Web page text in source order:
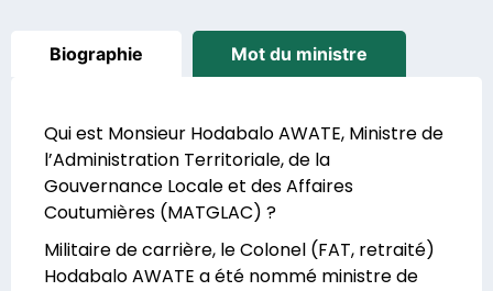
Biographie Mot du ministre
Qui est Monsieur Hodabalo AWATE, Ministre de
l’Administration Territoriale, de la
Gouvernance Locale et des Affaires
Coutumières (MATGLAC) ?
Militaire de carrière, le Colonel (FAT, retraité)
Hodabalo AWATE a été nommé ministre de